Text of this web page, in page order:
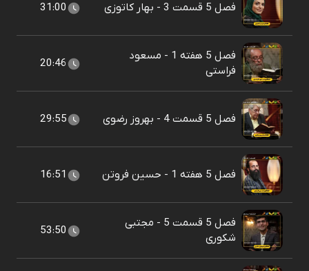
فصل 5 قسمت 3 - بهار کاتوزی 31:00
فصل 5 هفته 1 - مسعود
فراستی
20:46
فصل 5 قسمت 4 - بهروز رضوی 29:55
فصل 5 هفته 1 - حسین فروتن 16:51
فصل 5 قسمت 5 - مجتبی
شکوری
53:50